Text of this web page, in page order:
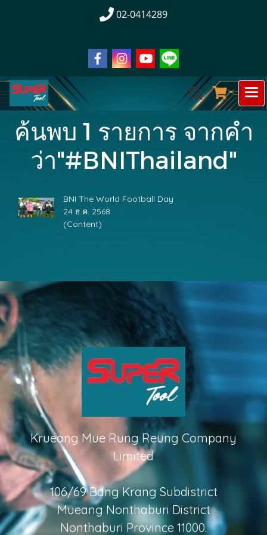
02-0414289
ค้นพบ 1 รายการ จากคำ
ว่า"#BNIThailand"
BNI The World Football Day
24 ธ.ค. 2568
(Content)
Krueang Mue Rung Reung Company
Limited
106/69 Bang Krang Subdistrict
Mueang Nonthaburi District
Nonthaburi Province 11000.